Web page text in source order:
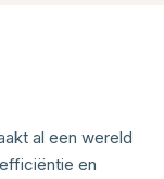
al een wereld
en